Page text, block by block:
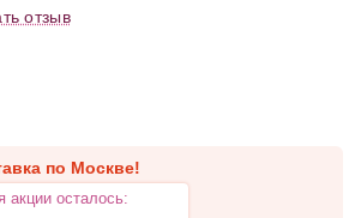
отзыв
по Москве!
акции осталось: